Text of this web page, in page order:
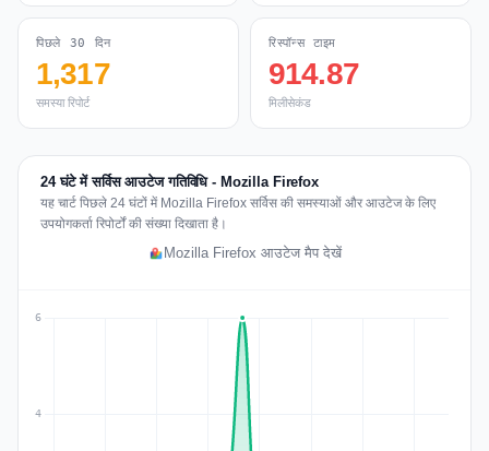
पिछले 30 दिन
1,317
समस्या रिपोर्ट
रिस्पॉन्स टाइम
914.87
मिलीसेकंड
24 घंटे में सर्विस आउटेज गतिविधि - Mozilla Firefox
यह चार्ट पिछले 24 घंटों में Mozilla Firefox सर्विस की समस्याओं और आउटेज के लिए
उपयोगकर्ता रिपोर्टों की संख्या दिखाता है।
Mozilla Firefox आउटेज मैप देखें